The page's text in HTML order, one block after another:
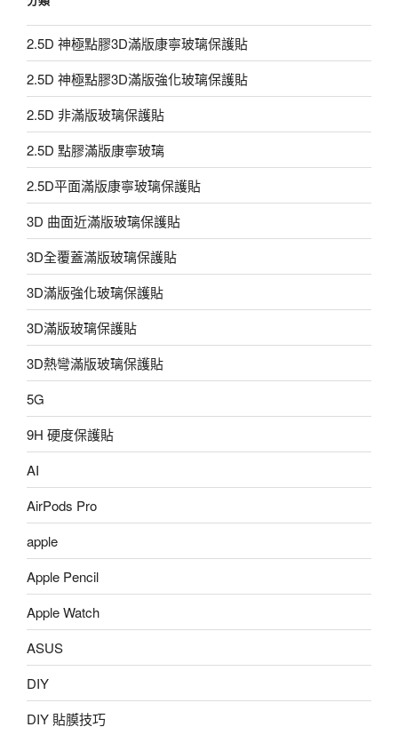
2.5D 神極點膠3D滿版康寧玻璃保護貼
2.5D 神極點膠3D滿版強化玻璃保護貼
2.5D 非滿版玻璃保護貼
2.5D 點膠滿版康寧玻璃
2.5D平面滿版康寧玻璃保護貼
3D 曲面近滿版玻璃保護貼
3D全覆蓋滿版玻璃保護貼
3D滿版強化玻璃保護貼
3D滿版玻璃保護貼
3D熱彎滿版玻璃保護貼
5G
9H 硬度保護貼
AI
AirPods Pro
apple
Apple Pencil
Apple Watch
ASUS
DIY
DIY 貼膜技巧